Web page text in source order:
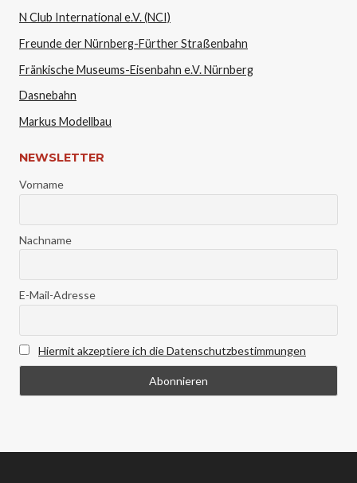
N Club International e.V. (NCI)
Freunde der Nürnberg-Fürther Straßenbahn
Fränkische Museums-Eisenbahn e.V. Nürnberg
Dasnebahn
Markus Modellbau
NEWSLETTER
Vorname
Nachname
E-Mail-Adresse
Hiermit akzeptiere ich die Datenschutzbestimmungen